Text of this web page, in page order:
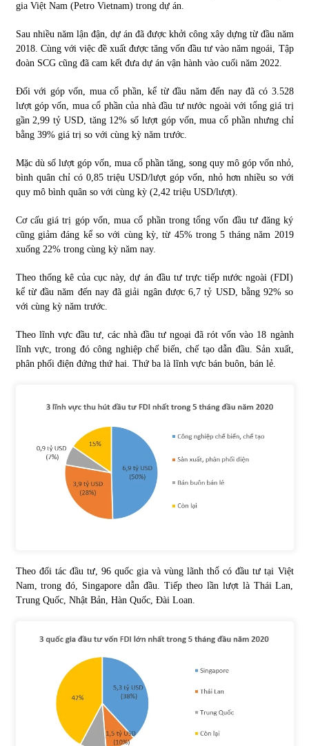
gia Việt Nam (Petro Vietnam) trong dự án.
Sau nhiều năm lận đận, dự án đã được khởi công xây dựng từ đầu năm
2018. Cùng với việc đề xuất được tăng vốn đầu tư vào năm ngoái, Tập
đoàn SCG cũng đã cam kết đưa dự án vận hành vào cuối năm 2022.
Đối với góp vốn, mua cổ phần, kể từ đầu năm đến nay đã có 3.528
lượt góp vốn, mua cổ phần của nhà đầu tư nước ngoài với tổng giá trị
gần 2,99 tỷ USD, tăng 12% số lượt góp vốn, mua cổ phần nhưng chỉ
bằng 39% giá trị so với cùng kỳ năm trước.
Mặc dù số lượt góp vốn, mua cổ phần tăng, song quy mô góp vốn nhỏ,
bình quân chỉ có 0,85 triệu USD/lượt góp vốn, nhỏ hơn nhiều so với
quy mô bình quân so với cùng kỳ (2,42 triệu USD/lượt).
Cơ cấu giá trị góp vốn, mua cổ phần trong tổng vốn đầu tư đăng ký
cũng giảm đáng kể so với cùng kỳ, từ 45% trong 5 tháng năm 2019
xuống 22% trong cùng kỳ năm nay.
Theo thống kê của cục này, dự án đầu tư trực tiếp nước ngoài (FDI)
kể từ đầu năm đến nay đã giải ngân được 6,7 tỷ USD, bằng 92% so
với cùng kỳ năm trước.
Theo lĩnh vực đầu tư, các nhà đầu tư ngoại đã rót vốn vào 18 ngành
lĩnh vực, trong đó công nghiệp chế biến, chế tạo dẫn đầu. Sản xuất,
phân phối điện đứng thứ hai. Thứ ba là lĩnh vực bán buôn, bán lẻ.
Theo đối tác đầu tư, 96 quốc gia và vùng lãnh thổ có đầu tư tại Việt
Nam, trong đó, Singapore dẫn đầu. Tiếp theo lần lượt là Thái Lan,
Trung Quốc, Nhật Bản, Hàn Quốc, Đài Loan.